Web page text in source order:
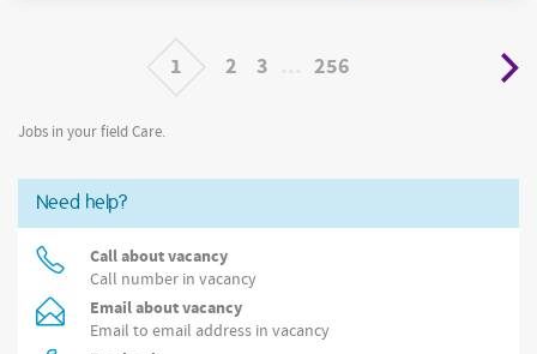
1 2 3 256
Jobs in your field Care.
Need help?
Call about vacancy
Call number in vacancy
Email about vacancy
Email to email address in vacancy